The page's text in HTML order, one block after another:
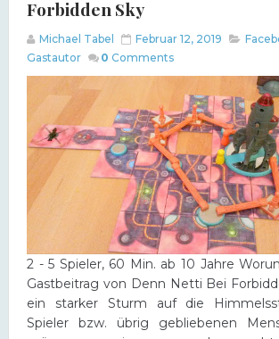
Forbidden Sky
Michael Tabel Februar 12, 2019
Gastautor
0 Comments
2 - 5 Spieler, 60 Min. ab 10 Jahre
Gastbeitrag von Denn Netti Bei
ein starker Sturm auf die
Spieler bzw. übrig gebliebenen